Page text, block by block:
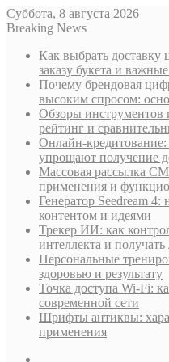
Суббота, 8 августа 2026
Breaking News
Как выбрать доставку
заказу букета и
Почему брендовая
высоким спросом:
Обзоры инструментов
рейтинг и
Онлайн-
упрощают получение
Массовая рассылка
применения и
Генератор Seedream
контентом и идеями
Трекер ИИ: как
интеллекта и
Персональные
здоровью и результату
Точка доступа Wi-Fi:
современной сети
Шрифты антиквы:
применения